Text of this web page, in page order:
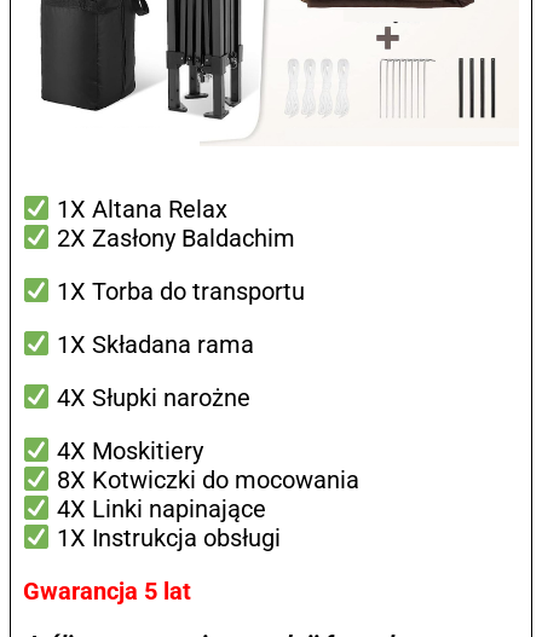
1X Altana Relax
2X Zasłony Baldachim
1X Torba do transportu
1X Składana rama
4X Słupki narożne
4X Moskitiery
8X Kotwiczki do mocowania
4X Linki napinające
1X Instrukcja obsługi
Gwarancja 5 lat